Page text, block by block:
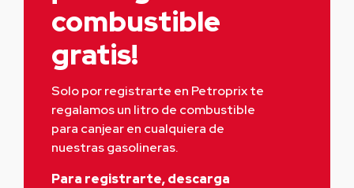
combustible
gratis!
Solo por registrarte en Petroprix te
regalamos un litro de combustible
para canjear en cualquiera de
nuestras gasolineras.
Para registrarte, descarga